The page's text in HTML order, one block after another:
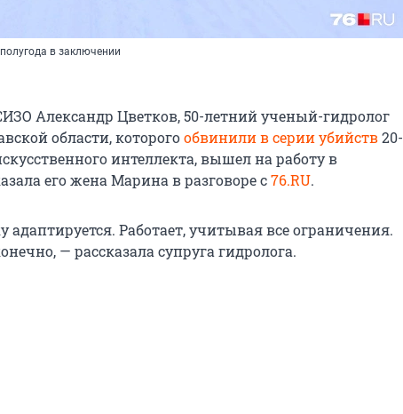
в заключении
Александр Цветков, 50-летний ученый-гидролог
области, которогообвинили в серии убийств20-
интеллекта, вышел на работу в
его жена Марина в разговоре с76.RU.
адаптируется. Работает, учитывая все ограничения.
— рассказала супруга гидролога.